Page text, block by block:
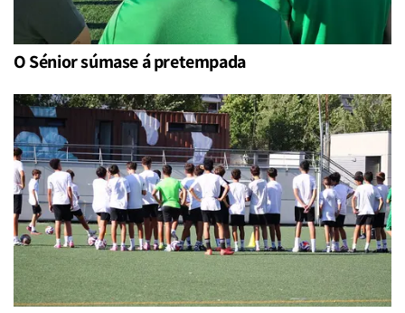
O Sénior súmase á pretempada